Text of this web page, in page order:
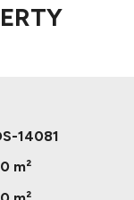
14081
m²